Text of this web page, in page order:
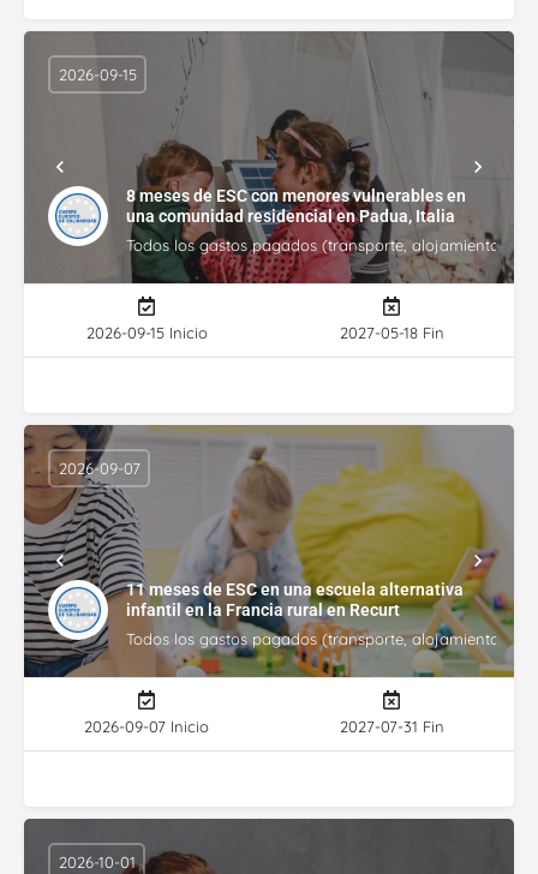
8 meses de ESC con menores vulnerables en
una comunidad residencial en Padua, Italia
Todos los gastos pagados (transporte, alojamiento,
2026-09-15
2026-09-15 Inicio 2027-05-18 Fin
11 meses de ESC en una escuela alternativa
infantil en la Francia rural en Recurt
Todos los gastos pagados (transporte, alojamiento,
2026-09-07
2026-09-07 Inicio 2027-07-31 Fin
2026-10-01